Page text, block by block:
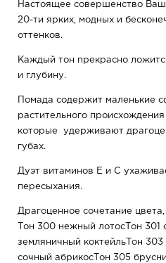
Настоящее совершенство
20-ти ярких, модных и
оттенков.
Каждый тон прекрасно
и глубину.
Помада содержит маленькие
растительного
которые удерживают
губах.
Дуэт витаминов Е и С
пересыхания.
Драгоценное сочетание
Тон 300 нежный лотосТон 301
земляничный коктейльТон
сочный абрикосТон 305